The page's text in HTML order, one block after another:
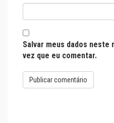
Salvar meus dados neste
vez que eu comentar.